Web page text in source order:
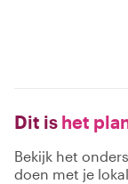
Dit is het
Bekijk het
doen met je